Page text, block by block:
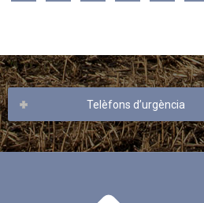
Telèfons d’urgència